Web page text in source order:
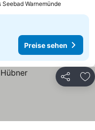
Seebad Warnemünde
Preise sehen
Teilen